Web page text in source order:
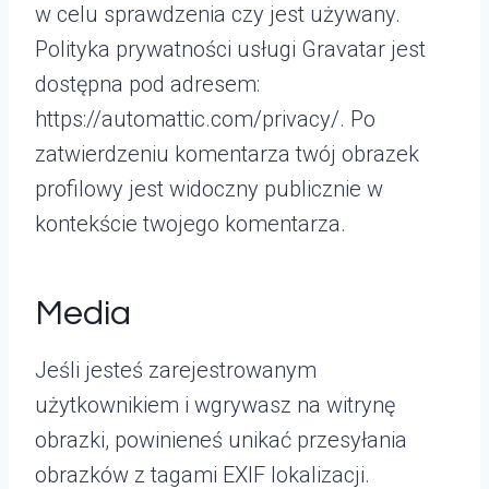
w celu sprawdzenia czy jest używany.
Polityka prywatności usługi Gravatar jest
dostępna pod adresem:
https://automattic.com/privacy/. Po
zatwierdzeniu komentarza twój obrazek
profilowy jest widoczny publicznie w
kontekście twojego komentarza.
Media
Jeśli jesteś zarejestrowanym
użytkownikiem i wgrywasz na witrynę
obrazki, powinieneś unikać przesyłania
obrazków z tagami EXIF lokalizacji.